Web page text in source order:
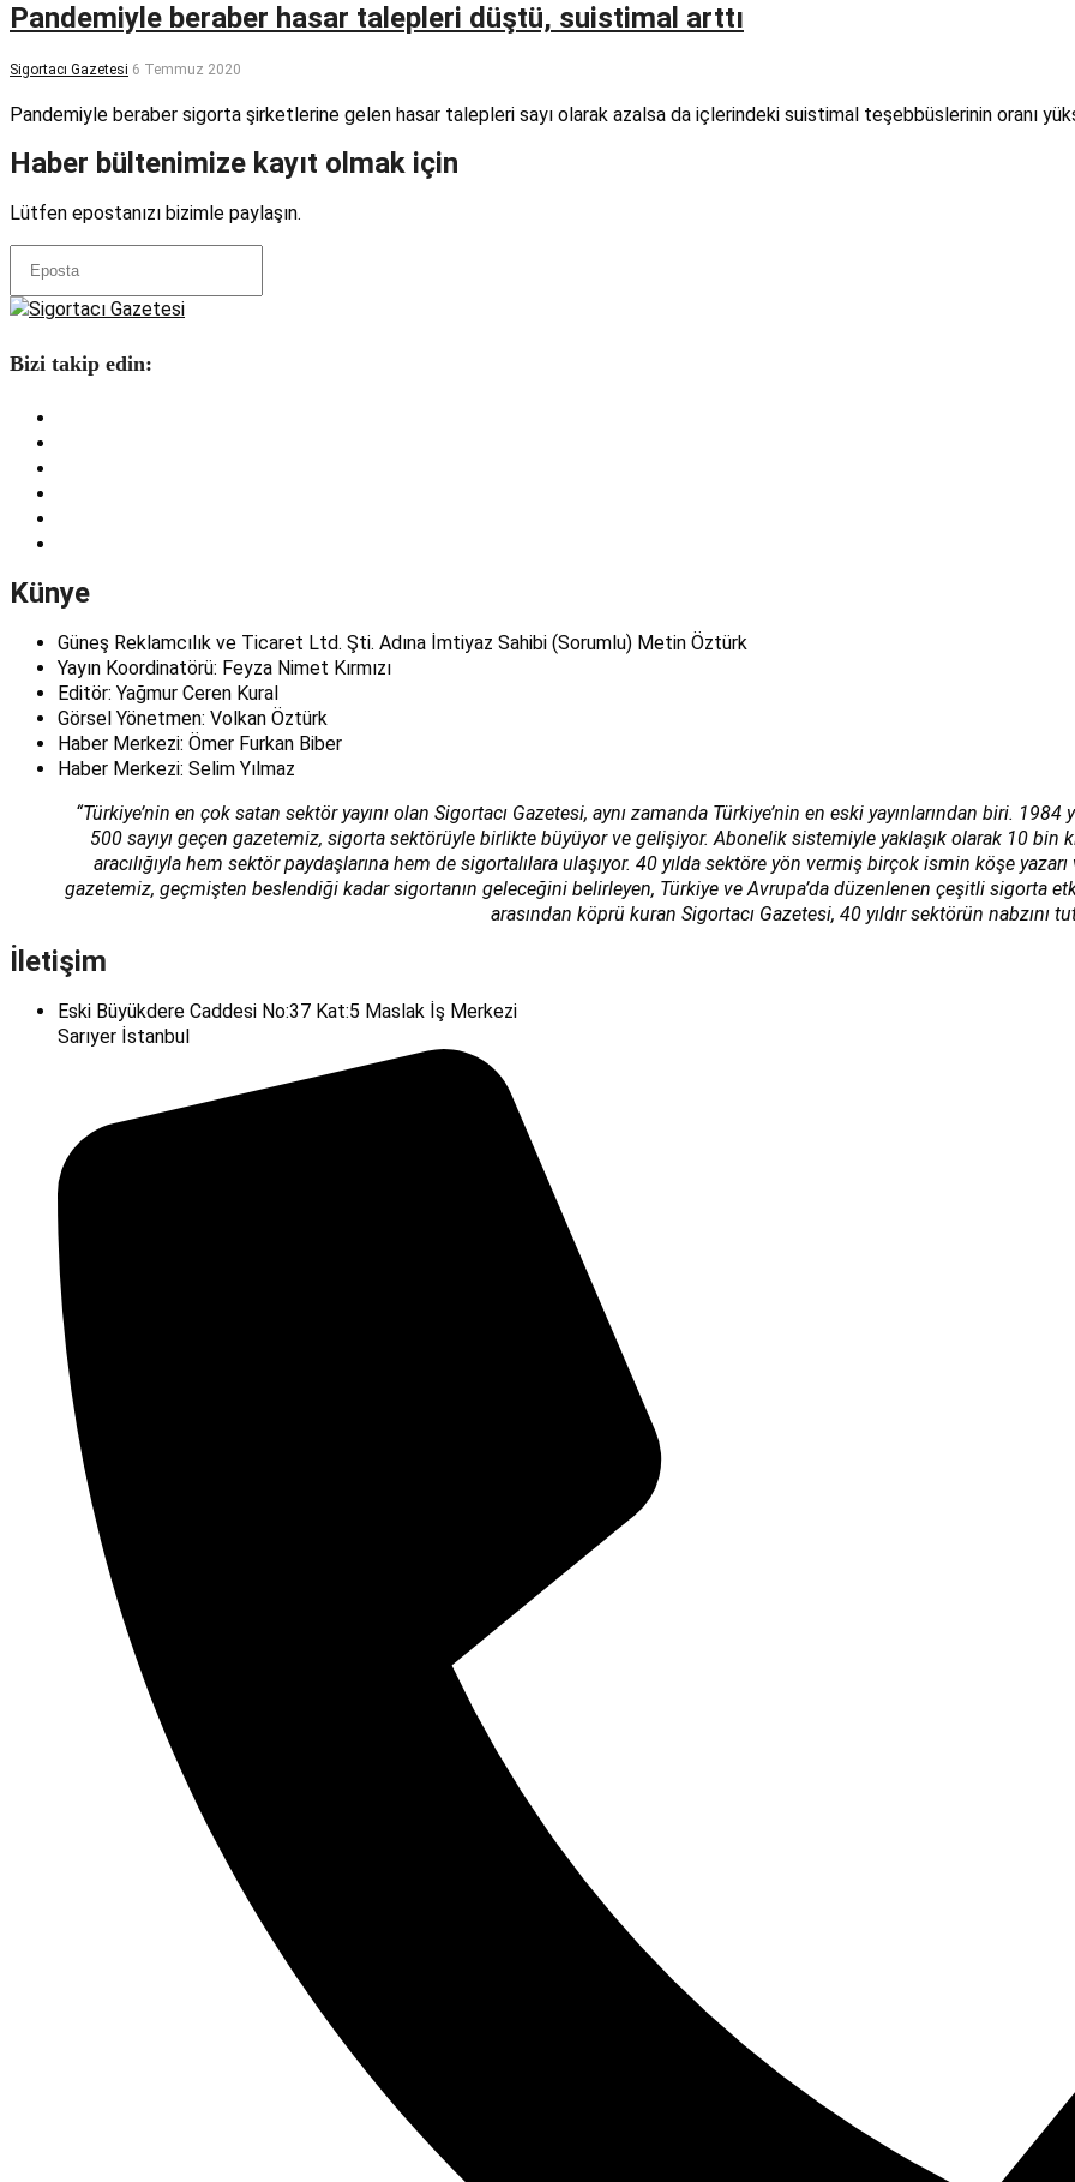
Pandemiyle beraber hasar talepleri düştü, suistimal arttı
Sigortacı Gazetesi 6 Temmuz 2020
Pandemiyle beraber sigorta şirketlerine gelen hasar talepleri sayı olarak azalsa da içlerindeki suistimal teşebbüslerinin oranı
Haber bültenimize kayıt olmak için
Lütfen epostanızı bizimle paylaşın.
Bizi takip edin:
Künye
Güneş Reklamcılık ve Ticaret Ltd. Şti. Adına İmtiyaz Sahibi (Sorumlu) Metin Öztürk
Yayın Koordinatörü: Feyza Nimet Kırmızı
Editör: Yağmur Ceren Kural
Görsel Yönetmen: Volkan Öztürk
Haber Merkezi: Ömer Furkan Biber
Haber Merkezi: Selim Yılmaz
“Türkiye’nin en çok satan sektör yayını olan Sigortacı Gazetesi, aynı zamanda Türkiye’nin en eski yayınlarından biri. 1984
500 sayıyı geçen gazetemiz, sigorta sektörüyle birlikte büyüyor ve gelişiyor. Abonelik sistemiyle yaklaşık olarak 10 bin
aracılığıyla hem sektör paydaşlarına hem de sigortalılara ulaşıyor. 40 yılda sektöre yön vermiş birçok ismin köşe
gazetemiz, geçmişten beslendiği kadar sigortanın geleceğini belirleyen, Türkiye ve Avrupa’da düzenlenen çeşitli sigorta
arasından köprü kuran Sigortacı Gazetesi, 40 yıldır sektörün nabzını
İletişim
Eski Büyükdere Caddesi No:37 Kat:5 Maslak İş Merkezi
Sarıyer İstanbul